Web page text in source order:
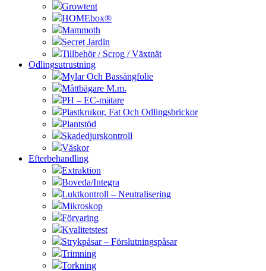
Growtent
HOMEbox®
Mammoth
Secret Jardin
Tillbehör / Scrog / Växtnät
Odlingsutrustning
Mylar Och Bassängfolie
Måttbägare M.m.
PH – EC-mätare
Plastkrukor, Fat Och Odlingsbrickor
Plantstöd
Skadedjurskontroll
Väskor
Efterbehandling
Extraktion
Boveda/Integra
Luktkontroll – Neutralisering
Mikroskop
Förvaring
Kvalitetstest
Strykpåsar – Förslutningspåsar
Trimning
Torkning